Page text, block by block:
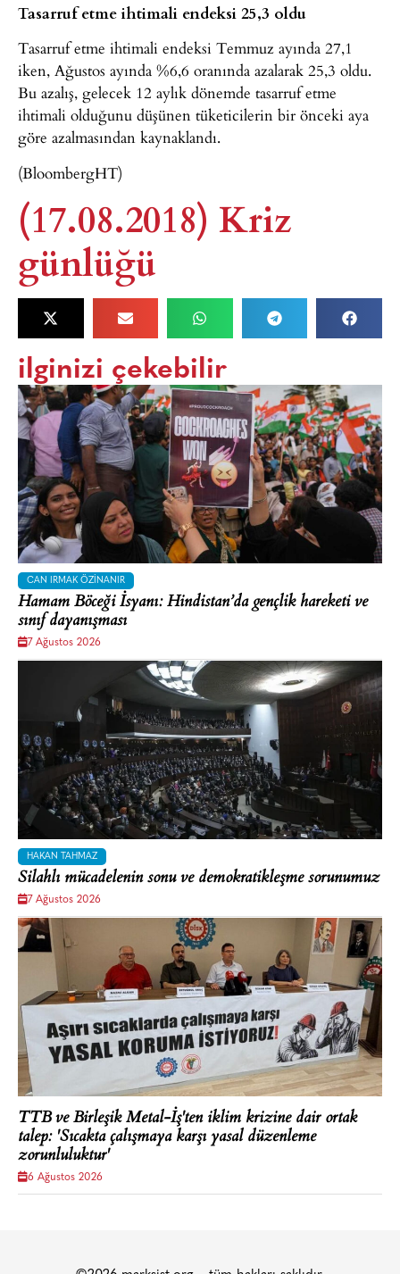
Tasarruf etme ihtimali endeksi 25,3 oldu
Tasarruf etme ihtimali endeksi Temmuz ayında 27,1
iken, Ağustos ayında %6,6 oranında azalarak 25,3 oldu.
Bu azalış, gelecek 12 aylık dönemde tasarruf etme
ihtimali olduğunu düşünen tüketicilerin bir önceki aya
göre azalmasından kaynaklandı.
(BloombergHT)
(17.08.2018) Kriz
günlüğü
ilginizi çekebilir
CAN IRMAK ÖZINANIR
Hamam Böceği İsyanı: Hindistan’da gençlik hareketi ve
sınıf dayanışması
7 Ağustos 2026
HAKAN TAHMAZ
Silahlı mücadelenin sonu ve demokratikleşme sorunumuz
7 Ağustos 2026
TTB ve Birleşik Metal-İş'ten iklim krizine dair ortak
talep: 'Sıcakta çalışmaya karşı yasal düzenleme
zorunluluktur'
6 Ağustos 2026